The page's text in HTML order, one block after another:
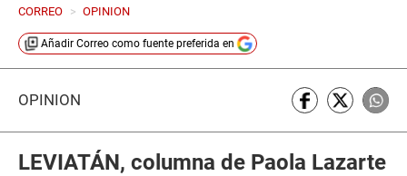
CORREO > OPINION
Añadir Correo como fuente preferida en
OPINIÓN
LEVIATÁN, columna de Paola Lazarte